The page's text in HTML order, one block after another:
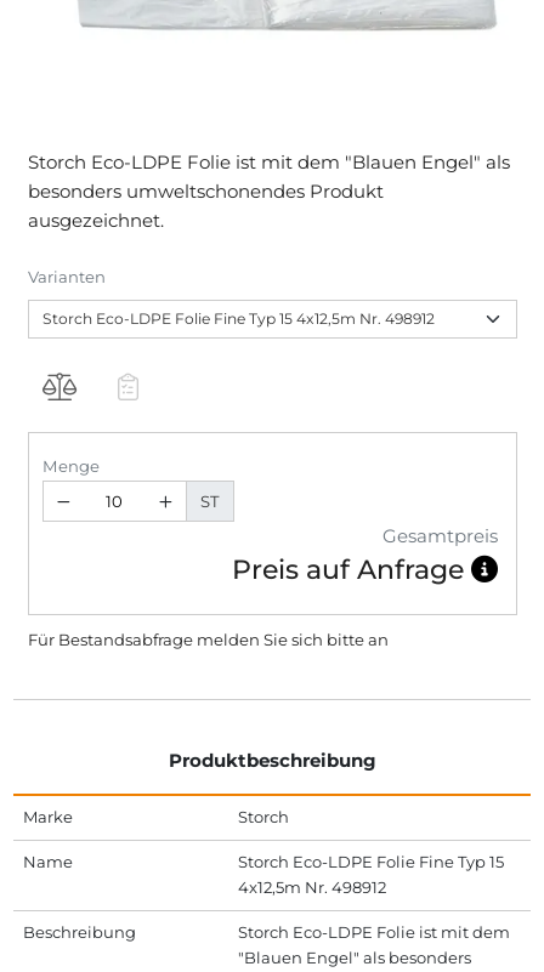
Storch Eco-LDPE Folie ist mit dem "Blauen Engel" als
besonders umweltschonendes Produkt
ausgezeichnet.
Varianten
Menge
ST
Gesamtpreis
Preis auf Anfrage
Für Bestandsabfrage melden Sie sich bittean
Produktbeschreibung
Marke Storch
Name
Storch Eco-LDPE Folie Fine Typ 15
4x12,5m Nr. 498912
Beschreibung
Storch Eco-LDPE Folie ist mit dem
"Blauen Engel" als besonders